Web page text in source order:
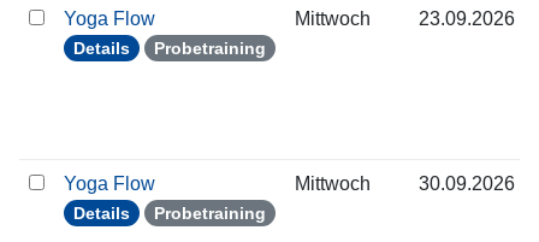
Yoga Flow
Details Probetraining
Mittwoch 23.09.2026
Yoga Flow
Details Probetraining
Mittwoch 30.09.2026